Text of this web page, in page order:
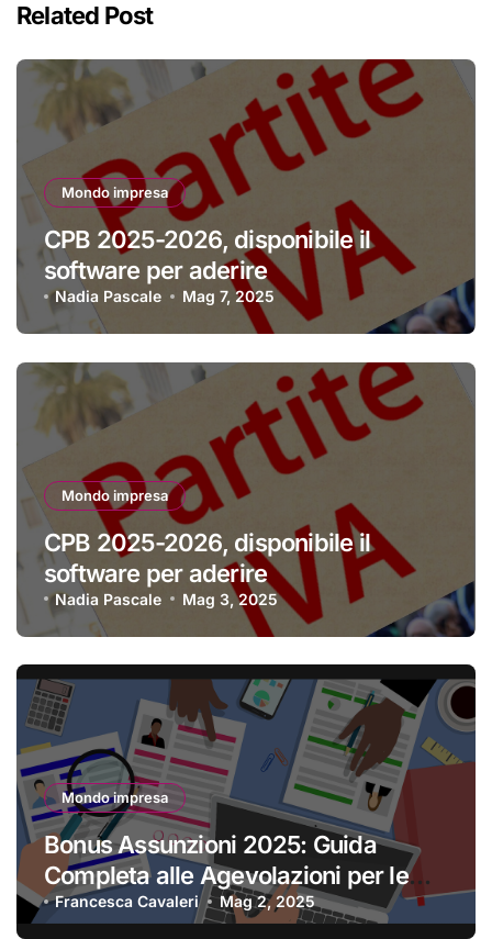
Related Post
Mondo impresa
CPB 2025-2026, disponibile il
software per aderire
Nadia Pascale Mag 7, 2025
Mondo impresa
CPB 2025-2026, disponibile il
software per aderire
Nadia Pascale Mag 3, 2025
Mondo impresa
Bonus Assunzioni 2025: Guida
Completa alle Agevolazioni per le
Imprese
Francesca Cavaleri Mag 2, 2025